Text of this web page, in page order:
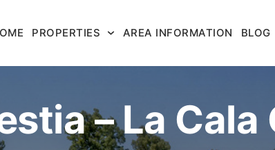
PROPERTIES AREA INFORMATION BLOG
– La Cala